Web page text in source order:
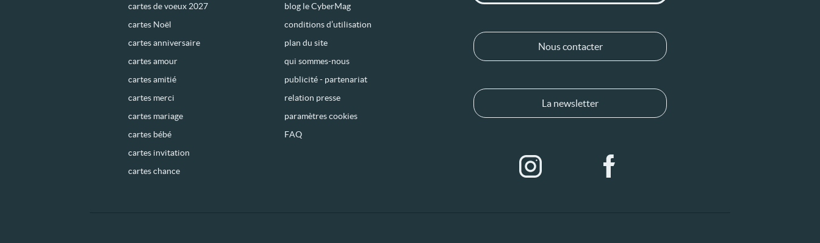
cartes de voeux 2027
cartes Noël
cartes anniversaire
cartes amour
cartes amitié
cartes merci
cartes mariage
cartes bébé
cartes invitation
cartes chance
blog le CyberMag
conditions d’utilisation
plan du site
qui sommes-nous
publicité - partenariat
relation presse
paramètres cookies
FAQ
Nous contacter
La newsletter